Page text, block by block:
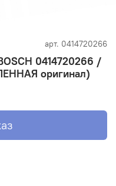
арт. 0414720266
0414720266 /
оригинал)